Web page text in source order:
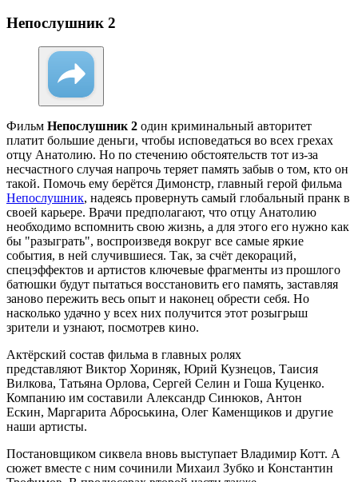
Непослушник 2
Фильм Непослушник 2 один криминальный авторитет
платит большие деньги, чтобы исповедаться во всех грехах
отцу Анатолию. Но по стечению обстоятельств тот из-за
несчастного случая напрочь теряет память забыв о том, кто он
такой. Помочь ему берётся Димонстр, главный герой фильма
Непослушник, надеясь провернуть самый глобальный пранк в
своей карьере. Врачи предполагают, что отцу Анатолию
необходимо вспомнить свою жизнь, а для этого его нужно как
бы "разыграть", воспроизведя вокруг все самые яркие
события, в ней случившиеся. Так, за счёт декораций,
спецэффектов и артистов ключевые фрагменты из прошлого
батюшки будут пытаться восстановить его память, заставляя
заново пережить весь опыт и наконец обрести себя. Но
насколько удачно у всех них получится этот розыгрыш
зрители и узнают, посмотрев кино.
Актёрский состав фильма в главных ролях
представляют Виктор Хориняк, Юрий Кузнецов, Таисия
Вилкова, Татьяна Орлова, Сергей Селин и Гоша Куценко.
Компанию им составили Александр Синюков, Антон
Ескин, Маргарита Аброськина, Олег Каменщиков и другие
наши артисты.
Постановщиком сиквела вновь выступает Владимир Котт. А
сюжет вместе с ним сочинили Михаил Зубко и Константин